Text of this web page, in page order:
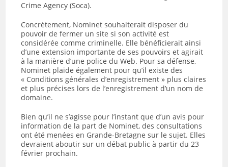
Crime Agency (Soca).
Concrètement, Nominet souhaiterait disposer du
pouvoir de fermer un site si son activité est
considérée comme criminelle. Elle bénéficierait ainsi
d’une extension importante de ses pouvoirs et agirait
à la manière d’une police du Web. Pour sa défense,
Nominet plaide également pour qu’il existe des
« Conditions générales d’enregistrement » plus claires
et plus précises lors de l’enregistrement d’un nom de
domaine.
Bien qu’il ne s’agisse pour l’instant que d’un avis pour
information de la part de Nominet, des consultations
ont été menées en Grande-Bretagne sur le sujet. Elles
devraient aboutir sur un débat public à partir du 23
février prochain.